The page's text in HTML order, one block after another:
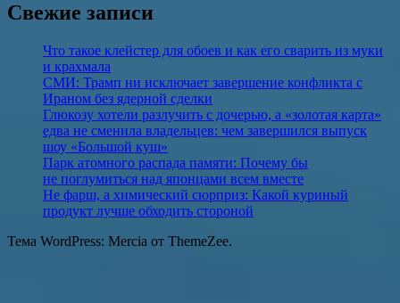
Свежие записи
Что такое клейстер для обоев и как его сварить из муки
и крахмала
СМИ: Трамп ни исключает завершение конфликта с
Ираном без ядерной сделки
Глюкозу хотели разлучить с дочерью, а «золотая карта»
едва не сменила владельцев: чем завершился выпуск
шоу «Большой куш»
Парк атомного распада памяти: Почему бы
не поглумиться над японцами всем вместе
Не фарш, а химический сюрприз: Какой куриный
продукт лучше обходить стороной
Тема WordPress: Mercia от ThemeZee.